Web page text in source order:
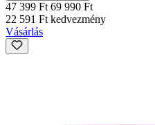
47 399 Ft 69 990 Ft
22 591 Ft kedvezmény
Vásárlás